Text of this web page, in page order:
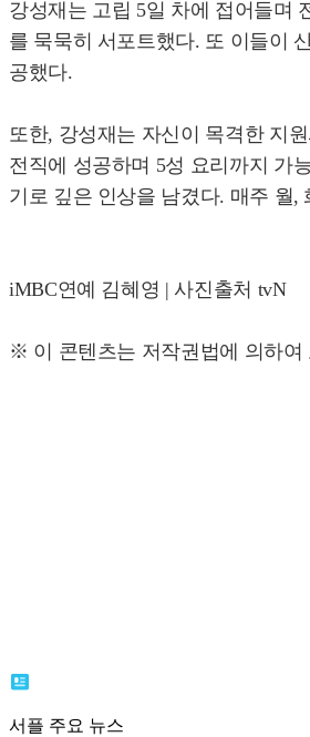
강성재는 고립 5일 차에 접어들며
를 묵묵히 서포트했다. 또 이들이
공했다.
또한, 강성재는 자신이 목격한 지
전직에 성공하며 5성 요리까지 가
기로 깊은 인상을 남겼다. 매주 월,
iMBC연예 김혜영 | 사진출처 tvN
※ 이 콘텐츠는 저작권법에 의하여
서플 주요 뉴스